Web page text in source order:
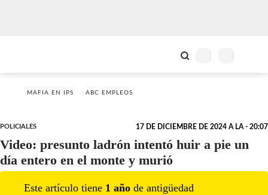
MAFIA EN IPS ABC EMPLEOS
POLICIALES 17 DE DICIEMBRE DE 2024 A LA - 20:07
Video: presunto ladrón intentó huir a pie un
día entero en el monte y murió
Este artículo tiene 1 año de antigüedad